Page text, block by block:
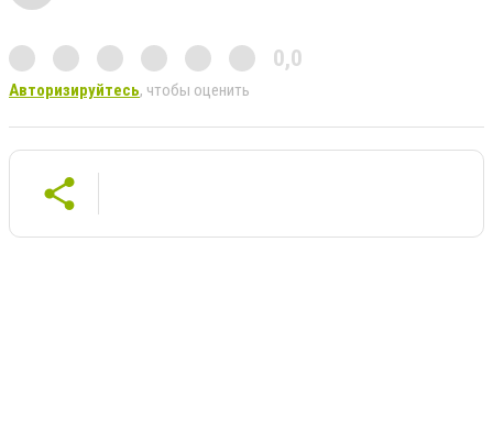
0,0
Авторизируйтесь, чтобы оценить